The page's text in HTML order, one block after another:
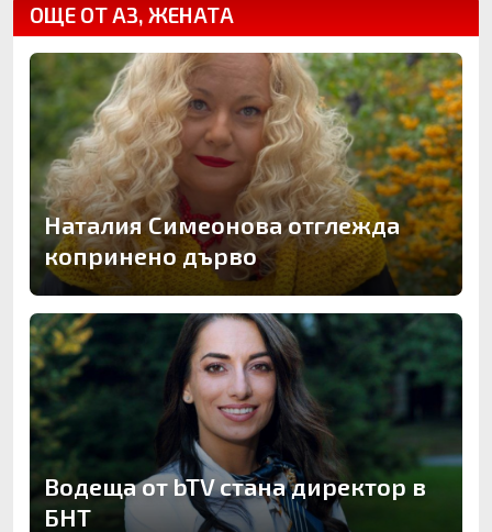
ОЩЕ ОТ АЗ, ЖЕНАТА
Наталия Симеонова отглежда
копринено дърво
Водеща от bTV стана директор в
БНТ